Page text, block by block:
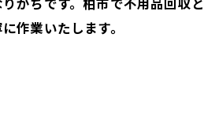
作業いたします。